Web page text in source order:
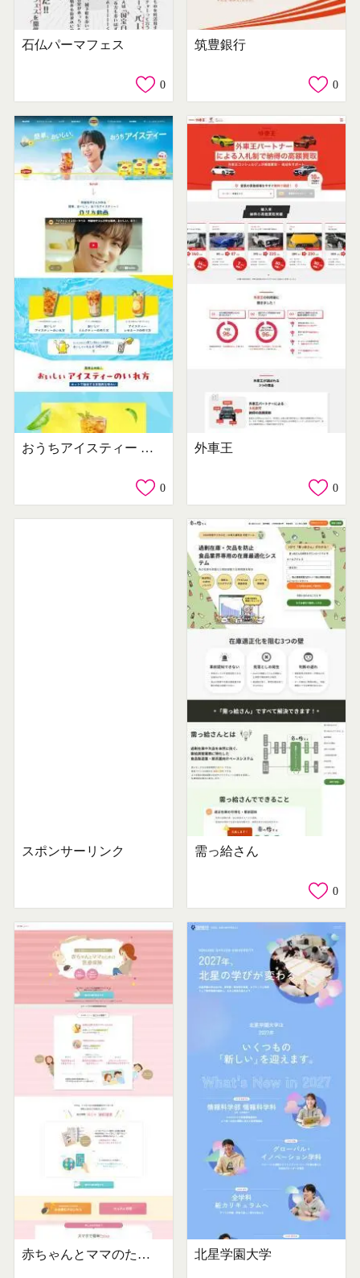
石仏パーマフェス
0
筑豊銀行
0
おうちアイスティー 紅茶の専門家リプトン
0
外車王
0
スポンサーリンク 需っ給さん
0
赤ちゃんとママのための医療保険 北星学園大学